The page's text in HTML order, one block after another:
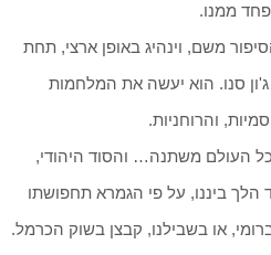
ממנו.
משם, וינהיג באופן ארצי, תחת
סנו. הוא יעשה את המלחמות
והרוחניות.
העולם משתנה… והסוד היהודי,
הלך ביננו, על פי הגמרא תחפושתו
או בשבילנו, קבצן בשוק הכרמל.